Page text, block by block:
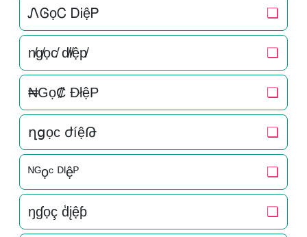
ᏁᎶọᏟ ᎠᎥệᏢ ❏
n̸g̸ọc̸ d̸i̸ệp̸ ❏
₦Gọ₡ ÐłệP ❏
ղցọϲ ժíệԹ ❏
ᴺᴳọᶜ ᴰᴵệᴾ ❏
ŋɠọç d̾įệƥ ❏